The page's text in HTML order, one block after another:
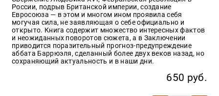
России, подрыв Британской империи, создание
Евросоюза — в этом и многом ином проявила себя
могучая сила, не заявляющая о себе официально и
открыто. Книга содержит множество интересных фактов
и неожиданных поворотов сюжета, а в Заключении
приводится поразительный прогноз-предупреждение
аббата Баррюэля, сделанный более двух веков назад, но
сохраняющий актуальность и в наши дни.
650 руб.
350-17-
79
Москва
pochta@den-
magazin.ru